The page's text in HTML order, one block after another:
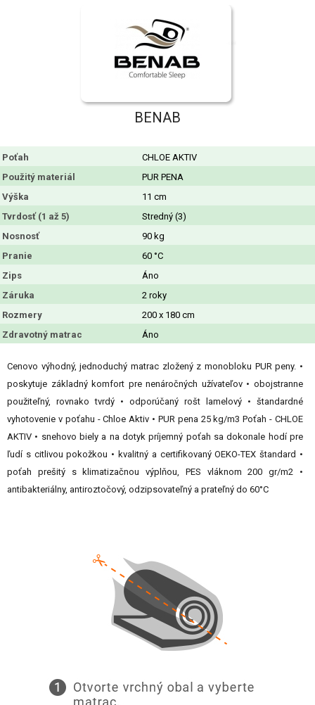
BENAB
Poťah
CHLOE AKTIV
Použitý materiál
PUR PENA
Výška
11 cm
Tvrdosť (1 až 5)
Stredný (3)
Nosnosť
90 kg
Pranie
60 °C
Zips
Áno
Záruka
2 roky
Rozmery
200 x 180 cm
Zdravotný matrac
Áno
Cenovo výhodný, jednoduchý matrac zložený z monobloku PUR peny. •
poskytuje základný komfort pre nenáročných užívateľov • obojstranne
použiteľný, rovnako tvrdý • odporúčaný rošt lamelový • štandardné
vyhotovenie v poťahu - Chloe Aktiv • PUR pena 25 kg/m3 Poťah - CHLOE
AKTIV • snehovo biely a na dotyk príjemný poťah sa dokonale hodí pre
ľudí s citlivou pokožkou • kvalitný a certifikovaný OEKO-TEX štandard •
poťah prešitý s klimatizačnou výplňou, PES vláknom 200 gr/m2 •
antibakteriálny, antiroztočový, odzipsovateľný a prateľný do 60°C